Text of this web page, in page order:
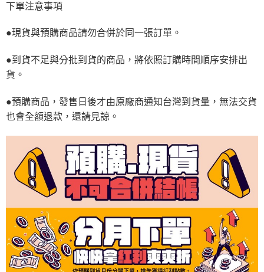
下單注意事項
●現貨與預購商品請勿合併於同一張訂單。
●到貨不足與分批到貨的商品，將依照訂購時間順序安排出
貨。
●預購商品，發售日後才由原廠商通知台灣到貨量，無法交貨
也會全額退款，還請見諒。